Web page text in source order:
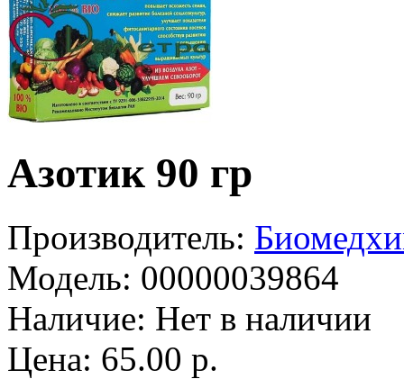
Азотик 90 гр
Производитель:
Модель: 00000039864
Наличие: Нет в наличии
Цена: 65.00 р.